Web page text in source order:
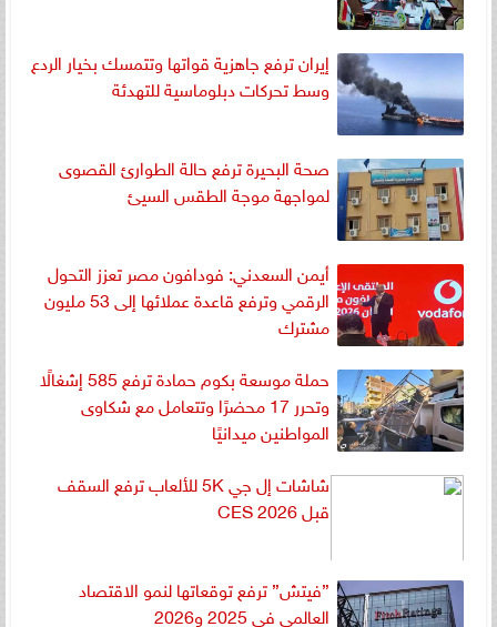
إيران ترفع جاهزية قواتها وتتمسك بخيار الردع
وسط تحركات دبلوماسية للتهدئة
صحة البحيرة ترفع حالة الطوارئ القصوى
لمواجهة موجة الطقس السيئ
أيمن السعدني: فودافون مصر تعزز التحول
الرقمي وترفع قاعدة عملائها إلى 53 مليون
مشترك
حملة موسعة بكوم حمادة ترفع 585 إشغالًا
وتحرر 17 محضرًا وتتعامل مع شكاوى
المواطنين ميدانيًا
شاشات إل جي 5K للألعاب ترفع السقف
قبل CES 2026
”فيتش” ترفع توقعاتها لنمو الاقتصاد
العالمي في 2025 و2026